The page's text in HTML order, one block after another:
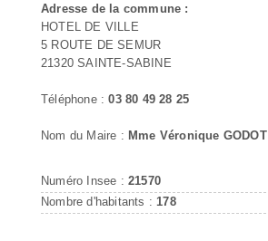
Adresse de la commune :
HOTEL DE VILLE
5 ROUTE DE SEMUR
21320 SAINTE-SABINE
Téléphone :03 80 49 28 25
Nom du Maire : Mme Véronique GODOT
Numéro Insee : 21570
Nombre d'habitants : 178